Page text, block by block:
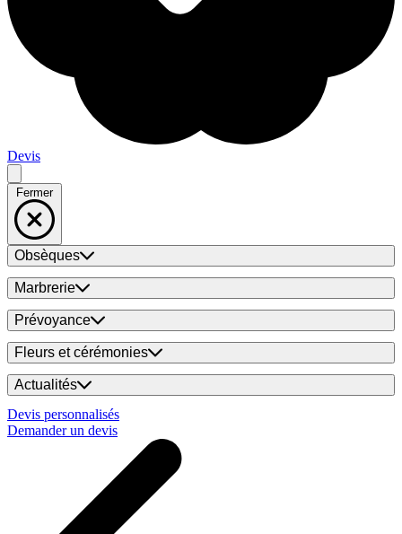
Devis
Fermer
Obsèques
Marbrerie
Prévoyance
Fleurs et cérémonies
Actualités
Devis personnalisés
Demander un devis